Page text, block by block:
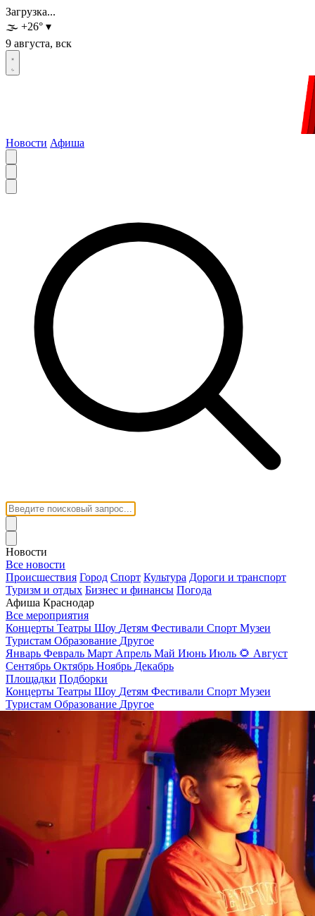
Загрузка...
🌫️ +26° ▾
9 августа, вск
Новости Афиша
Новости
Все новости
Происшествия Город Спорт Культура Дороги и транспорт
Туризм и отдых Бизнес и финансы Погода
Афиша Краснодар
Все мероприятия
Концерты Театры Шоу Детям Фестивали Спорт Музеи
Туристам Образование Другое
Январь Февраль Март Апрель Май Июнь Июль 🌻 Август
Сентябрь Октябрь Ноябрь Декабрь
Площадки Подборки
Концерты Театры Шоу Детям Фестивали Спорт Музеи
Туристам Образование Другое